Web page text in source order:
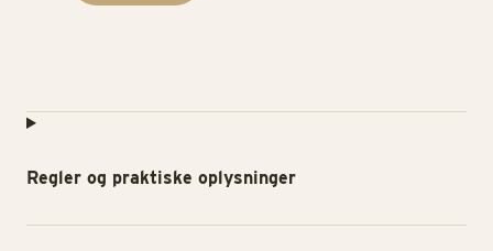
Regler og praktiske oplysninger